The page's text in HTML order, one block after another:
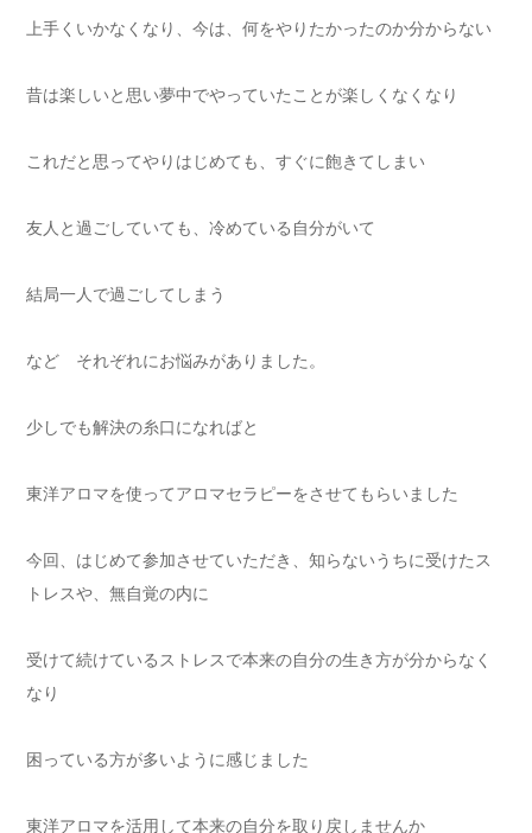
上手くいかなくなり、今は、何をやりたかったのか分からない
昔は楽しいと思い夢中でやっていたことが楽しくなくなり
これだと思ってやりはじめても、すぐに飽きてしまい
友人と過ごしていても、冷めている自分がいて
結局一人で過ごしてしまう
など それぞれにお悩みがありました。
少しでも解決の糸口になればと
東洋アロマを使ってアロマセラピーをさせてもらいました
今回、はじめて参加させていただき、知らないうちに受けたス
トレスや、無自覚の内に
受けて続けているストレスで本来の自分の生き方が分からなく
なり
困っている方が多いように感じました
東洋アロマを活用して本来の自分を取り戻しませんか